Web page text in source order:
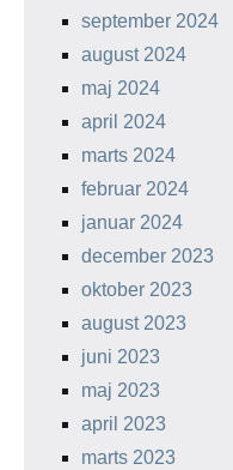
september 2024
august 2024
maj 2024
april 2024
marts 2024
februar 2024
januar 2024
december 2023
oktober 2023
august 2023
juni 2023
maj 2023
april 2023
marts 2023